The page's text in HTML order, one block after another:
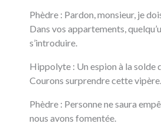
Phèdre : Pardon, monsieur, je
Dans vos appartements,
s’introduire.
Hippolyte : Un espion à la solde
Courons surprendre cette vipère.
Phèdre : Personne ne saura
nous avons fomentée.